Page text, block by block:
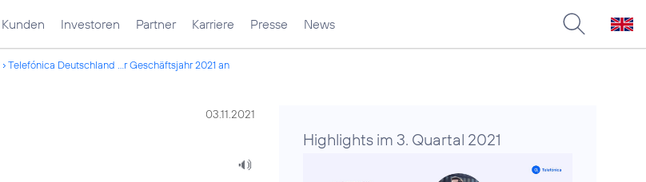
Kunden Investoren Partner Karriere Presse News
Telefónica Deutschland ...r Geschäftsjahr 2021 an
03.11.2021
Highlights im 3. Quartal 2021